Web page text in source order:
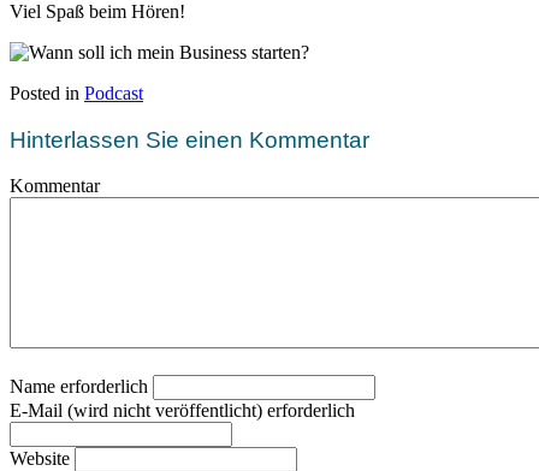
Viel Spaß beim Hören!
Posted in Podcast
Hinterlassen Sie einen Kommentar
Kommentar
Name erforderlich
E-Mail (wird nicht veröffentlicht) erforderlich
Website